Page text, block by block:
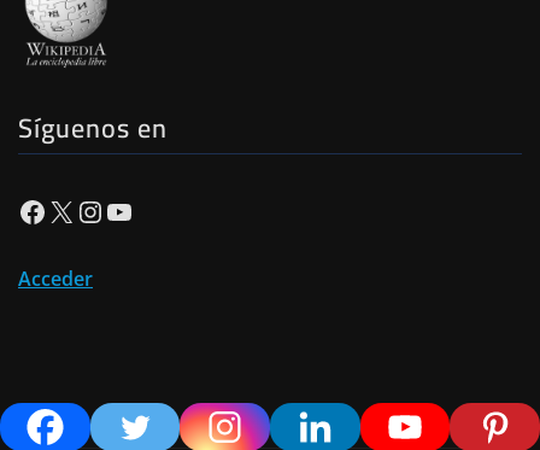
Síguenos en
Facebook
X Instagram
YouTube
Acceder